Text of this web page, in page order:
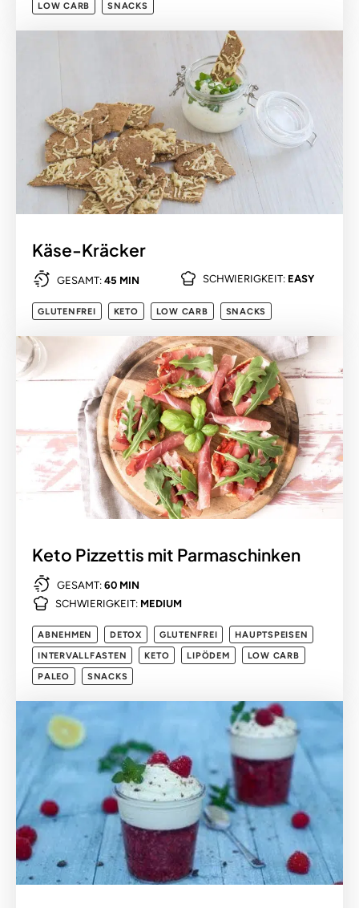
LOW CARB
SNACKS
Käse-Kräcker
GESAMT: 45 MIN SCHWIERIGKEIT: EASY
GLUTENFREI KETO LOW CARB SNACKS
Keto Pizzettis mit Parmaschinken
GESAMT: 60 MIN
SCHWIERIGKEIT: MEDIUM
ABNEHMEN DETOX GLUTENFREI
HAUPTSPEISEN
INTERVALLFASTEN
KETO LIPÖDEM
LOW CARB
PALEO
SNACKS